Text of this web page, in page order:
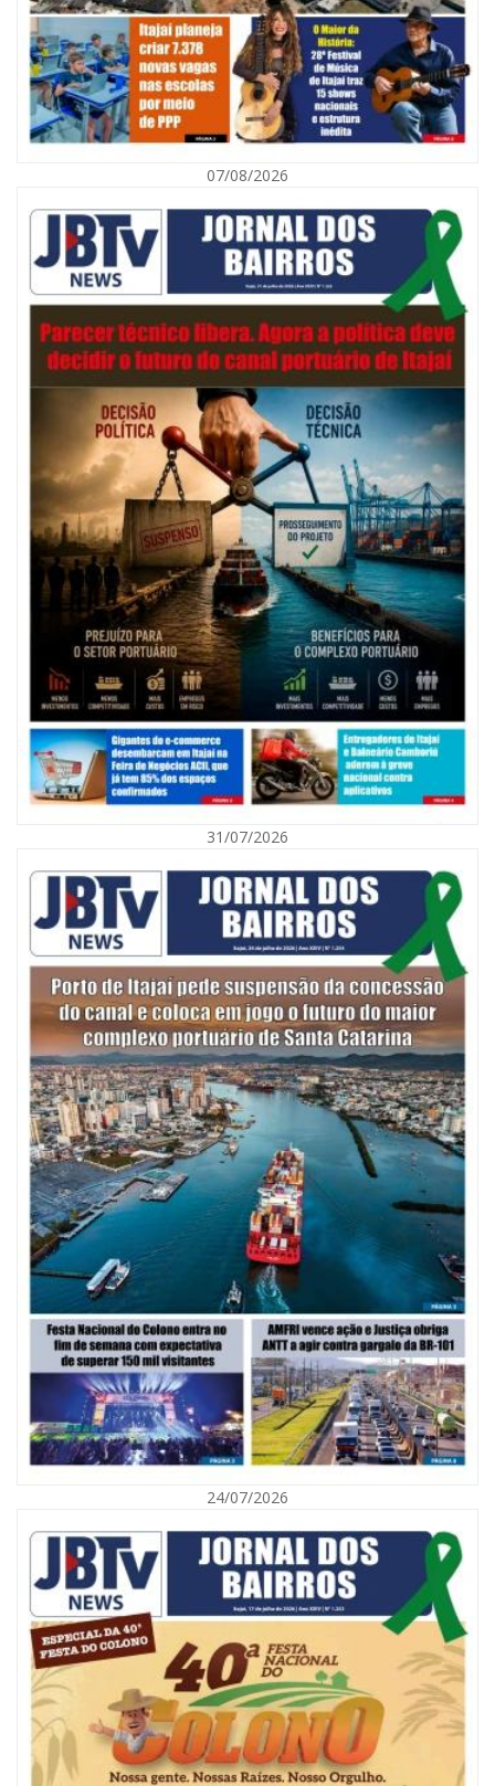
Defesa Civil orienta população sobre descarte correto de lixo para
prevenir alagamentos
NAVEGANTES
08/08/2026 | 07:00
Agosto Laranja mobiliza Navegantes com ações de prevenção de
deficiências e inclusão social
BALNEÁRIO CAMBORIÚ
08/08/2026 | 07:00
Saúde de BC abre inscrições para Oficina Regional de Qualidade em
Vigilância Sanitária
PENHA
07/08/2026
31/07/2026
24/07/2026